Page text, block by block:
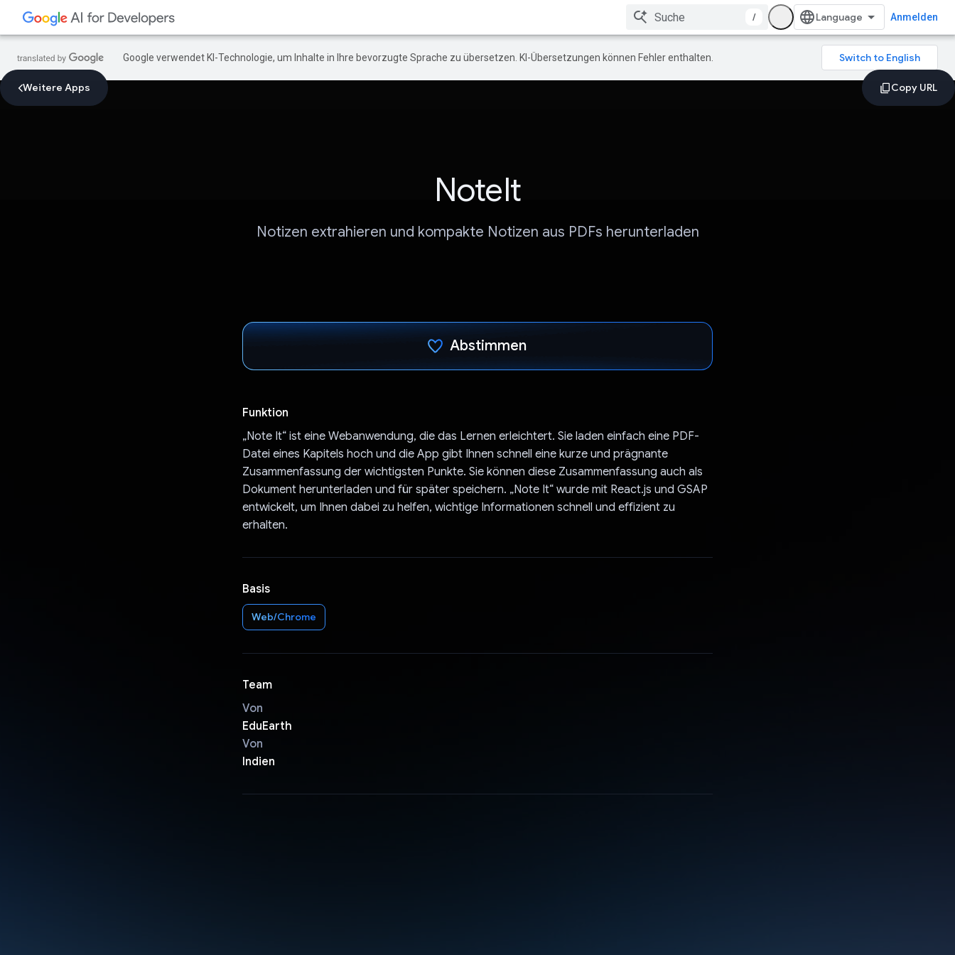
/ Anmelden
Google verwendet KI-Technologie, um Inhalte in Ihre bevorzugte Sprache zu übersetzen. KI-Übersetzungen können Fehler enthalten.
Weitere Apps
NoteIt
Notizen extrahieren und kompakte Notizen aus PDFs herunterladen
Abstimmen
Funktion
„Note It“ ist eine Webanwendung, die das Lernen erleichtert. Sie laden einfach eine PDF-
Datei eines Kapitels hoch und die App gibt Ihnen schnell eine kurze und prägnante
Zusammenfassung der wichtigsten Punkte. Sie können diese Zusammenfassung auch als
Dokument herunterladen und für später speichern. „Note It“ wurde mit React.js und GSAP
entwickelt, um Ihnen dabei zu helfen, wichtige Informationen schnell und effizient zu
erhalten.
Basis
Web/Chrome
Team
Von
EduEarth
Von
Indien